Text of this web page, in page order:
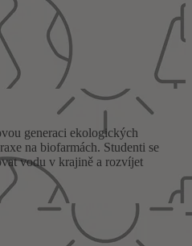
generaci ekologických
na biofarmách. Studenti se
vodu v krajině a rozvíjet